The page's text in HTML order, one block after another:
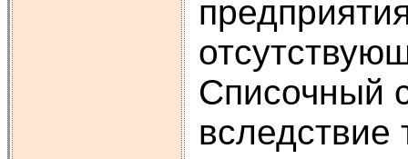
Списочный
вследствие